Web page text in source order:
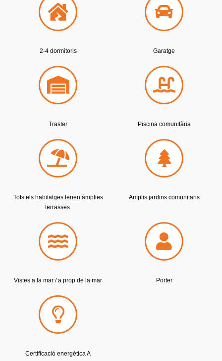
2-4 dormitoris Garatge
Traster Piscina comunitària
Tots els habitatges tenen àmplies
terrasses.
Amplis jardins comunitaris
Vistes a la mar /a prop de la mar Porter
Certificació energètica A